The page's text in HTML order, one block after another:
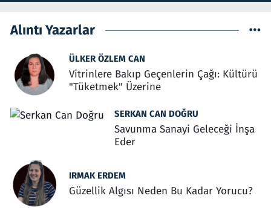
Alıntı Yazarlar
ÜLKER ÖZLEM CAN
Vitrinlere Bakıp Geçenlerin Çağı: Kültürü
"Tüketmek" Üzerine
SERKAN CAN DOĞRU
Savunma Sanayi Geleceği İnşa
Eder
IRMAK ERDEM
Güzellik Algısı Neden Bu Kadar Yorucu?